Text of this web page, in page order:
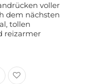
voller
dem nächsten
tollen
reizarmer